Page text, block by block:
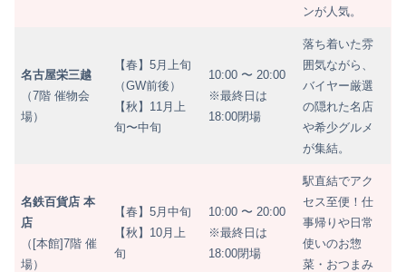
ンが人気。
名古屋栄三越
（7階 催物会
場）
【春】5月上旬
（GW前後）
【秋】11月上
旬〜中旬
10:00 〜 20:00
※最終日は
18:00閉場
落ち着いた雰
囲気ながら、
バイヤー厳選
の隠れた名店
や希少グルメ
が集結。
名鉄百貨店 本
店
（[本館]7階 催
場）
【春】5月中旬
【秋】10月上
旬
10:00 〜 20:00
※最終日は
18:00閉場
駅直結でアク
セス至便！仕
事帰りや日常
使いのお惣
菜・おつまみ